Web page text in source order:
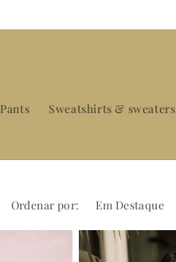
Pants Sweatshirts & sweaters
Ordenar por: